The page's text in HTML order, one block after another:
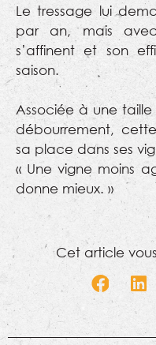
Le tressage lui
par an, mais avec
s’affinent et son
saison.
Associée à une
débourrement,
sa place dans ses
« Une vigne moins
donne mieux. »
Cet article